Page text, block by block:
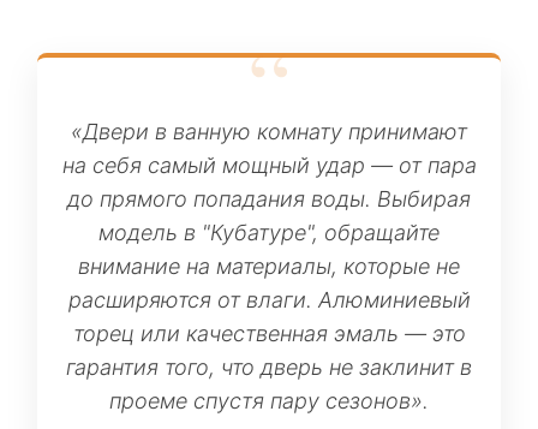
«Двери в ванную комнату принимают
на себя самый мощный удар — от пара
до прямого попадания воды. Выбирая
модель в "Кубатуре", обращайте
внимание на материалы, которые не
расширяются от влаги. Алюминиевый
торец или качественная эмаль — это
гарантия того, что дверь не заклинит в
проеме спустя пару сезонов».